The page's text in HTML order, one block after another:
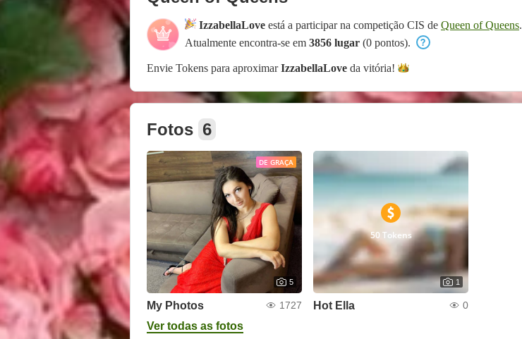
IzzabellaLove está a participar na competição CIS de Queen of Queens.
Atualmente encontra-se em 3856 lugar (0 pontos).
Envie Tokens para aproximarIzzabellaLove da vitória!
Fotos 6
DE GRAÇA
5
My Photos 1727
50 Tokens
1
Hot Ella 0
Ver todas as fotos